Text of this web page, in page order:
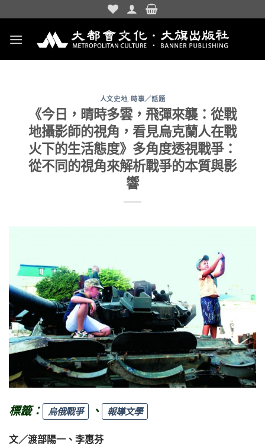
to
content
人文史地, 時事／話題
《今日，晴時多雲，飛彈來襲：從戰
地攝影師的視角，看見烏克蘭人在戰
火下的生活態度》多角度透視戰爭：
從不同的視角來解析戰爭的本質與影
響
標籤： 烏俄戰爭 、 報導文學
文／渡部陽一、李惠芬